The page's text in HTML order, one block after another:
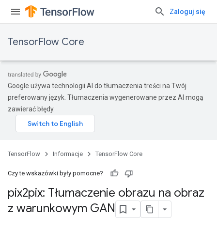
Zaloguj się
TensorFlow Core
Google używa technologii AI do tłumaczenia treści na Twój
preferowany język. Tłumaczenia wygenerowane przez AI mogą
zawierać błędy.
TensorFlow Informacje TensorFlow Core
Czy te wskazówki były pomocne?
pix2pix: Tłumaczenie obrazu na obraz
z warunkowym GAN